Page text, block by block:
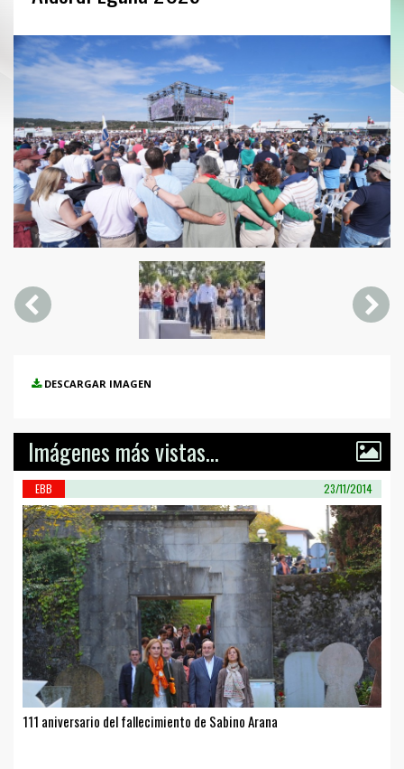
DESCARGAR IMAGEN
Imágenes más vistas...
EBB 23/11/2014
111 aniversario del fallecimiento de Sabino Arana